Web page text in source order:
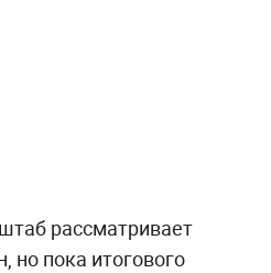
рассматривает
но пока итогового